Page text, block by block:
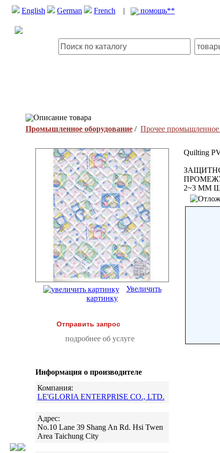
English German French | помощь**
Описание товара
Промышленное оборудование / Прочее промышленное
Увеличить
картинку
Отправить запрос
подробнее об услуге
Информация о производителе
Компания:
LE'GLORIA ENTERPRISE CO., LTD.
Адрес:
No.10 Lane 39 Shang An Rd. Hsi Twen
Area Taichung City
Quilting
2~3 ММ